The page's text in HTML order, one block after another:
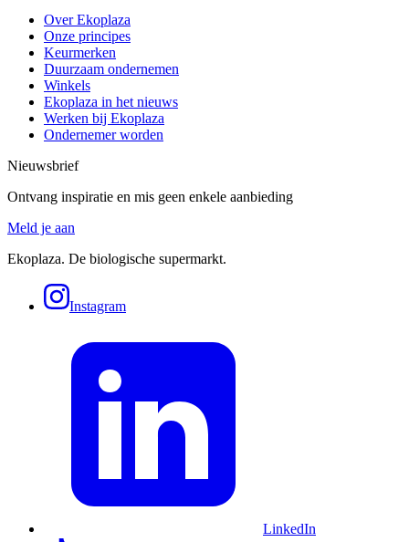
Over Ekoplaza
Onze principes
Keurmerken
Duurzaam ondernemen
Winkels
Ekoplaza in het nieuws
Werken bij Ekoplaza
Ondernemer worden
Nieuwsbrief
Ontvang inspiratie en mis geen enkele aanbieding
Meld je aan
Ekoplaza. De biologische supermarkt.
Instagram
LinkedIn